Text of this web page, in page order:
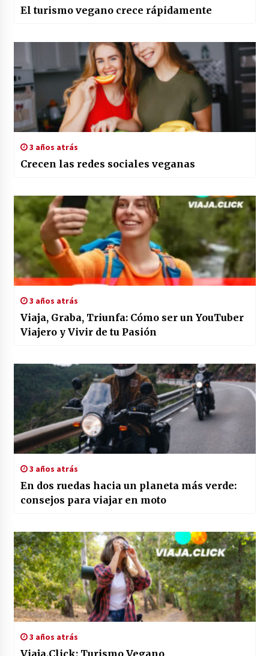
El turismo vegano crece rápidamente
3 años atrás
Crecen las redes sociales veganas
3 años atrás
Viaja, Graba, Triunfa: Cómo ser un YouTuber
Viajero y Vivir de tu Pasión
3 años atrás
En dos ruedas hacia un planeta más verde:
consejos para viajar en moto
3 años atrás
Viaja.Click: Turismo Vegano